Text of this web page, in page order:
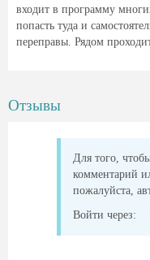
входит в программу
попасть туда и
переправы. Рядом
Отзывы
Для того,
комментарий
пожалуйста,
Войти через: